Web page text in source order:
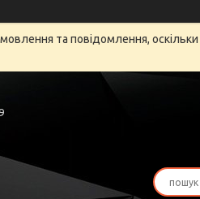
та повідомлення,